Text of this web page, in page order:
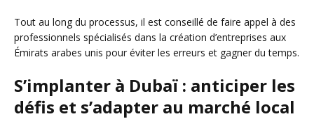
Tout au long du processus, il est conseillé de faire appel à des
professionnels spécialisés dans la création d’entreprises aux
Émirats arabes unis pour éviter les erreurs et gagner du temps.
S’implanter à Dubaï : anticiper les
défis et s’adapter au marché local